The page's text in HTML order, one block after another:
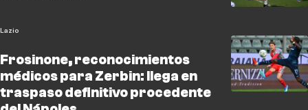
Lazio
Frosinone, reconocimientos
médicos para Zerbin: llega en
traspaso definitivo procedente